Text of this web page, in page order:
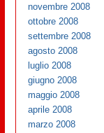
novembre 2008
ottobre 2008
settembre 2008
agosto 2008
luglio 2008
giugno 2008
maggio 2008
aprile 2008
marzo 2008